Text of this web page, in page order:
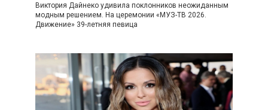
Виктория Дайнеко удивила поклонников неожиданным
модным решением. На церемонии «МУЗ-ТВ 2026.
Движение» 39-летняя певица